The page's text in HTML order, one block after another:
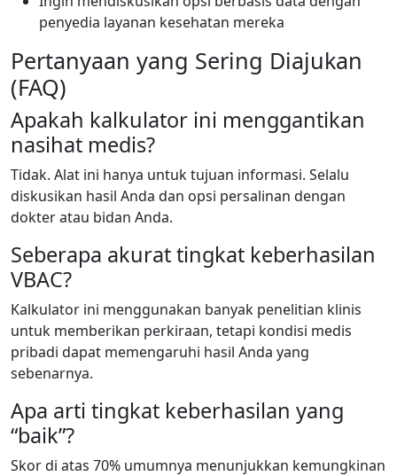
penyedia layanan kesehatan mereka
Pertanyaan yang Sering Diajukan
(FAQ)
Apakah kalkulator ini menggantikan
nasihat medis?
Tidak. Alat ini hanya untuk tujuan informasi. Selalu
diskusikan hasil Anda dan opsi persalinan dengan
dokter atau bidan Anda.
Seberapa akurat tingkat keberhasilan
VBAC?
Kalkulator ini menggunakan banyak penelitian klinis
untuk memberikan perkiraan, tetapi kondisi medis
pribadi dapat memengaruhi hasil Anda yang
sebenarnya.
Apa arti tingkat keberhasilan yang
“baik”?
Skor di atas 70% umumnya menunjukkan kemungkinan